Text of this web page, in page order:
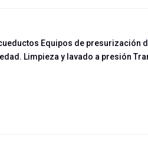
Equipos de presurización
Limpieza y lavado a presión